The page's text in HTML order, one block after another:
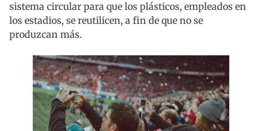
sistema circular para que los plásticos, empleados en
los estadios, se reutilicen, a fin de que no se
produzcan más.